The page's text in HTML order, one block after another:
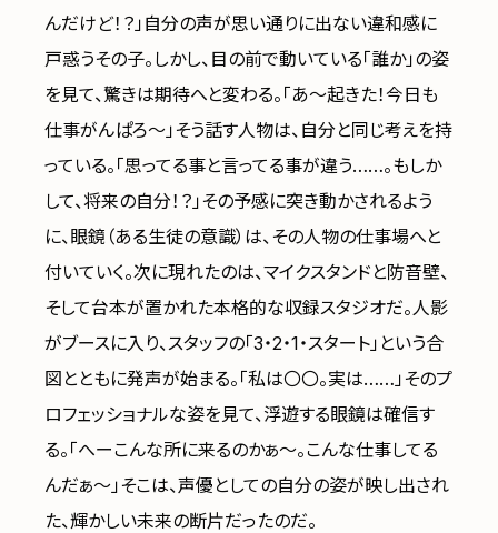
んだけど！？」自分の声が思い通りに出ない違和感に
戸惑うその子。しかし、目の前で動いている「誰か」の姿
を見て、驚きは期待へと変わる。「あ〜起きた！今日も
仕事がんぱろ〜」そう話す人物は、自分と同じ考えを持
っている。「思ってる事と言ってる事が違う……。もしか
して、将来の自分！？」その予感に突き動かされるよう
に、眼鏡（ある生徒の意識）は、その人物の仕事場へと
付いていく。次に現れたのは、マイクスタンドと防音壁、
そして台本が置かれた本格的な収録スタジオだ。人影
がブースに入り、スタッフの「3・2・1・スタート」という合
図とともに発声が始まる。「私は〇〇。実は……」そのプ
ロフェッショナルな姿を見て、浮遊する眼鏡は確信す
る。「へーこんな所に来るのかぁ〜。こんな仕事してる
んだぁ〜」そこは、声優としての自分の姿が映し出され
た、輝かしい未来の断片だったのだ。